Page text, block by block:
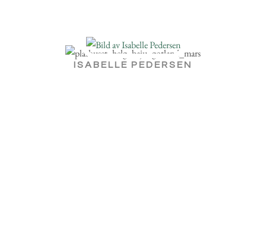
ISABELLE PEDERSEN